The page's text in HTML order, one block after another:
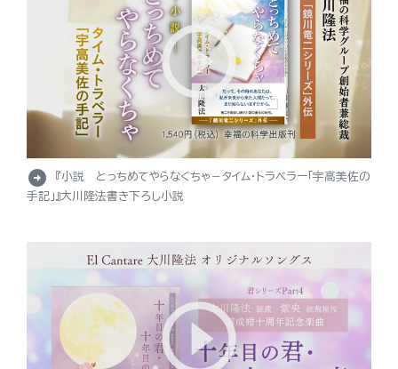
arrow_circle_right
『小説 とっちめてやらなくちゃ－タイム・トラベラー「宇高美佐の
手記」』大川隆法書き下ろし小説